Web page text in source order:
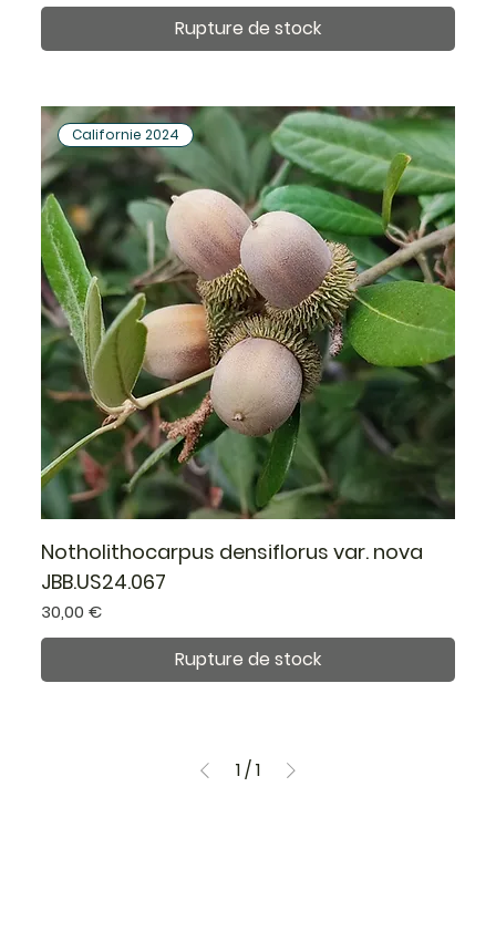
Rupture de stock
Californie 2024
Notholithocarpus densiflorus var. nova
JBB.US24.067
Prix
30,00 €
Rupture de stock
1/1